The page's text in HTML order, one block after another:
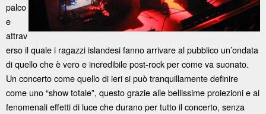
palco
e
attrav
erso il quale i ragazzi islandesi fanno arrivare al pubblico un’ondata
di quello che è vero e incredibile post-rock per come va suonato.
Un concerto come quello di ieri si può tranquillamente definire
come uno “show totale”, questo grazie alle bellissime proiezioni e ai
fenomenali effetti di luce che durano per tutto il concerto, senza